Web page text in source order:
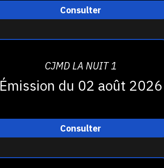
Consulter
CJMD LA NUIT 1
Émission du 02 août 2026
Consulter